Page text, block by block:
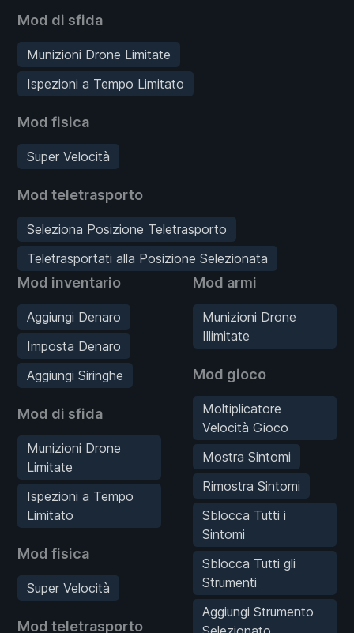
Mod di sfida
Munizioni Drone Limitate
Ispezioni a Tempo Limitato
Mod fisica
Super Velocità
Mod teletrasporto
Seleziona Posizione Teletrasporto
Teletrasportati alla Posizione Selezionata
Mod inventario
Aggiungi Denaro
Imposta Denaro
Aggiungi Siringhe
Mod di sfida
Munizioni Drone
Limitate
Ispezioni a Tempo
Limitato
Mod fisica
Super Velocità
Mod teletrasporto
Mod armi
Munizioni Drone
Illimitate
Mod gioco
Moltiplicatore
Velocità Gioco
Mostra Sintomi
Rimostra Sintomi
Sblocca Tutti i
Sintomi
Sblocca Tutti gli
Strumenti
Aggiungi Strumento